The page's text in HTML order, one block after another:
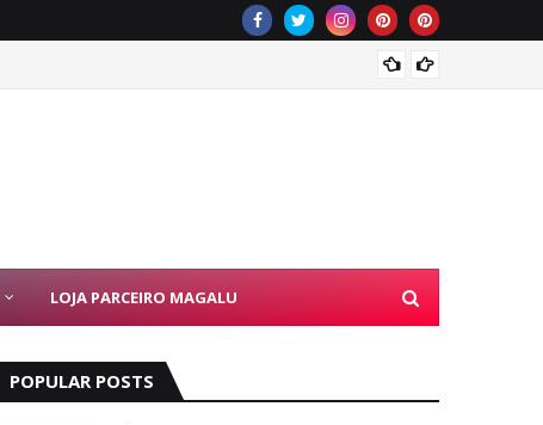
LOJA PARCEIRO MAGALU
POPULAR POSTS